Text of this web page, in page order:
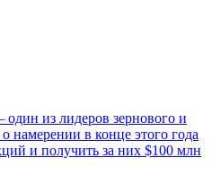
из лидеров зернового и
намерении в конце этого года
и получить за них $100 млн